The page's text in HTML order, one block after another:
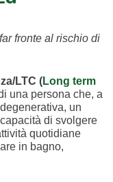
fronte al rischio di
LTC (Long term
una persona che, a
un
di svolgere
quotidiane
in bagno,